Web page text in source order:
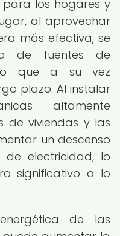
para los hogares y
al aprovechar
más efectiva, se
de fuentes de
lo que a su vez
plazo. Al instalar
altamente
de viviendas y las
un descenso
electricidad, lo
significativo a lo
de las